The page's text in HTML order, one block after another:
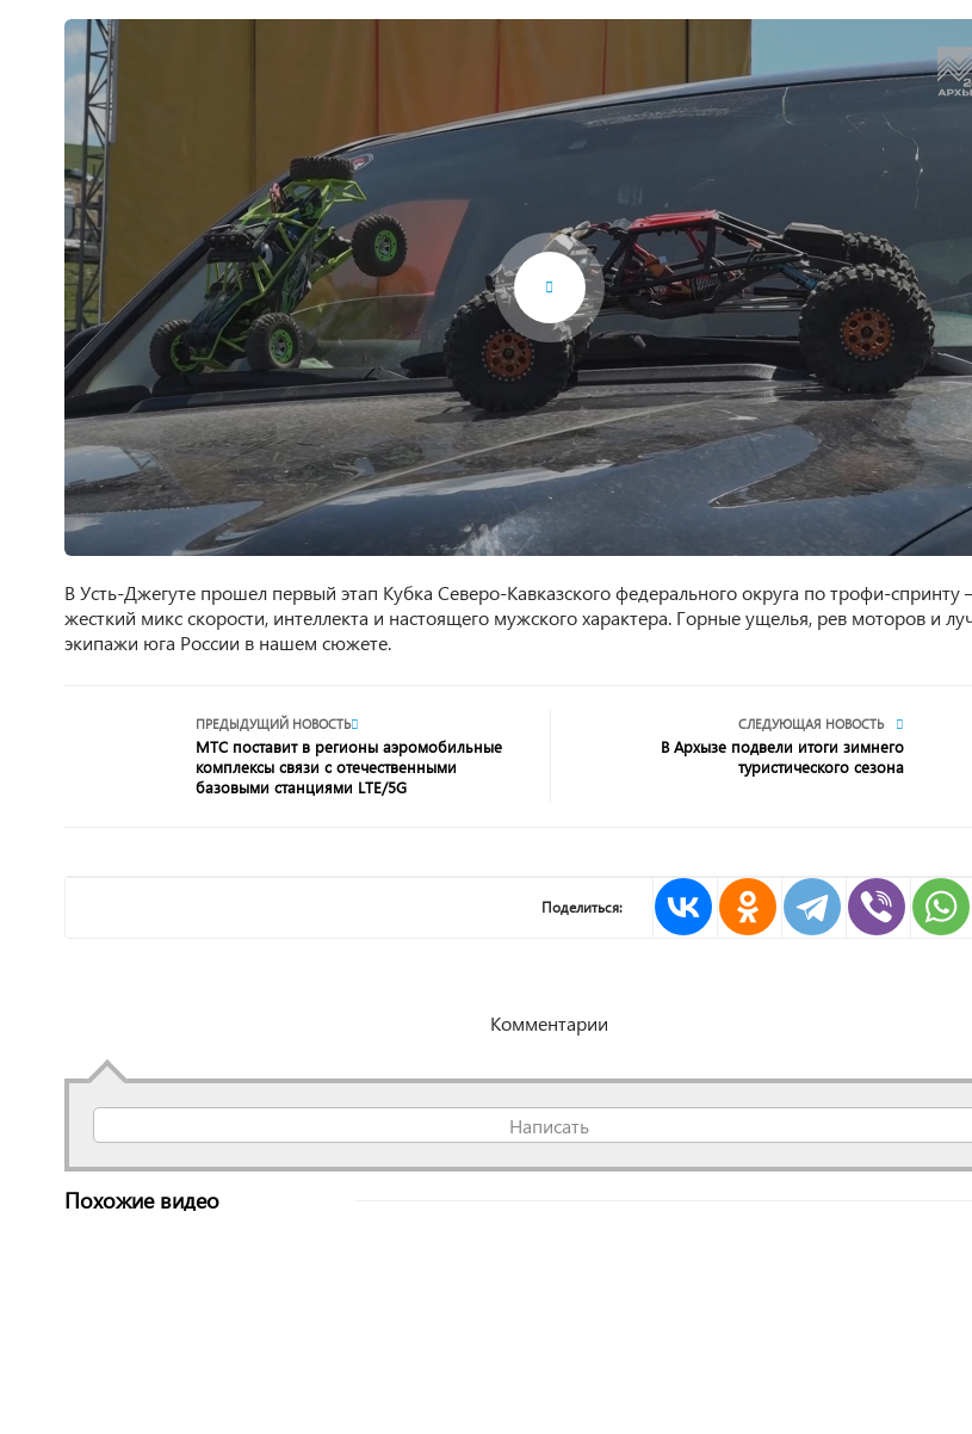
В Усть-Джегуте прошел первый этап Кубка Северо-Кавказского федерального округа по трофи-
жесткий микс скорости, интеллекта и настоящего мужского характера. Горные ущелья, рев моторов и
экипажи юга России в нашем сюжете.
ПРЕДЫДУЩИЙ НОВОСТЬ
МТС поставит в регионы аэромобильные
комплексы связи с отечественными
базовыми станциями LTE/5G
СЛЕДУЮЩАЯ НОВОСТЬ
В Архызе подвели итоги зимнего
туристического сезона
Поделиться:
Комментарии
Написать
Похожие видео